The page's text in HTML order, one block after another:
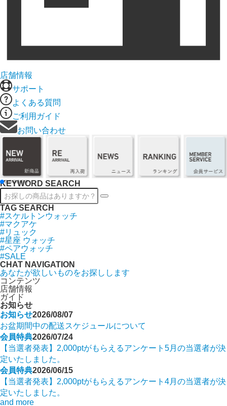
店舗情報
サポート
よくある質問
ご利用ガイド
お問い合わせ
KEYWORD SEARCH
TAG SEARCH
#スケルトンウォッチ
#マクアケ
#リュック
#星座 ウォッチ
#ペアウォッチ
#SALE
CHAT NAVIGATION
あなたが欲しいものをお探しします
コンテンツ
店舗情報
ガイド
お知らせ
お知らせ2026/08/07
お盆期間中の配送スケジュールについて
会員特典2026/07/24
【当選者発表】2,000ptがもらえるアンケート5月の当選者が決
定いたしました。
会員特典2026/06/15
【当選者発表】2,000ptがもらえるアンケート4月の当選者が決
定いたしました。
and more